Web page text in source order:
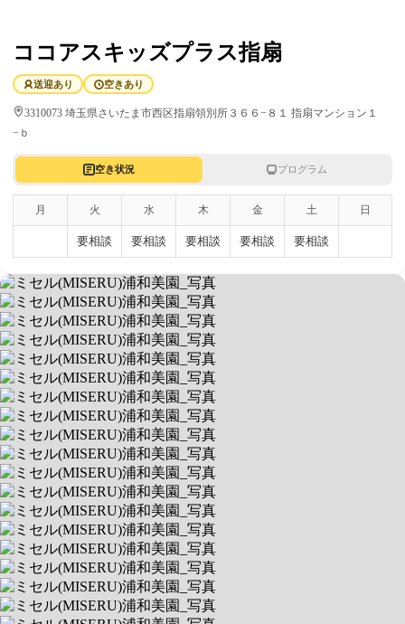
ココアスキッズプラス指扇
送迎あり 空きあり
3310073 埼玉県さいたま市西区指扇領別所３６６−８１ 指扇マンション１
−ｂ
空き状況 プログラム
月 火 水 木 金 土 日
要相談 要相談 要相談 要相談 要相談
ミセル(MISERU)浦和美園
ベテランスタッフ陣による就学準備！
送迎あり 空きあり
平日 10:00〜19:00 / 土
3390028
埼玉県さいたま市岩槻区美園東１−８−１ ルメート１０２
送迎対象:さいたま市岩槻区, さいたま市西区, さいたま市浦和区, さいたま
市桜区, さいたま市岩槻区, さいたま市大宮区, さいたま市南区, さいたま市北
区, さいたま市中央区, 春日部市, 白岡市, 蓮田市, 川口市, 越谷市, さいたま市緑